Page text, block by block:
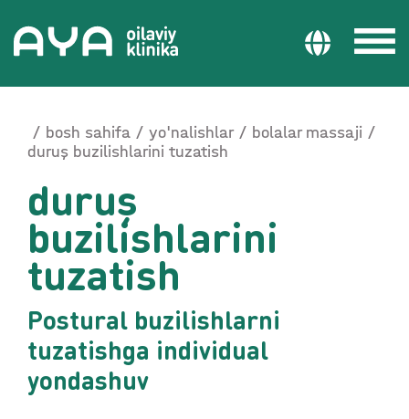
bosh sahifa yo'nalishlar
bolalar massaji
duruş buzilishlarini tuzatish
duruş
buzilishlarini
tuzatish
Postural buzilishlarni
tuzatishga individual
yondashuv